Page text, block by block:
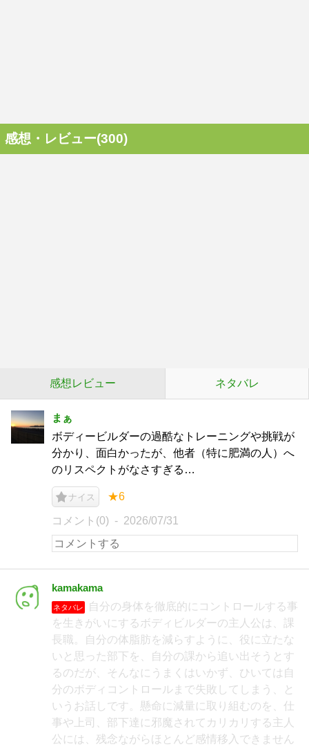
感想・レビュー(300)
感想レビュー ネタバレ
まぁ
ボディービルダーの過酷なトレーニングや挑戦が
分かり、面白かったが、他者（特に肥満の人）へ
のリスペクトがなさすぎる…
ナイス ★6
コメント(0) 2026/07/31
kamakama
ネタバレ
自分の身体を徹底的にコントロールする事
を生きがいにするボディビルダーの主人公は、課
長職。自分の体脂肪を減らすように、役に立たな
いと思った部下を、自分の課から追い出そうとす
るのだが、そんなにうまくはいかず、ひいては自
分のボディコントロールまで失敗してしまう、と
いうお話しです。懸命に減量に取り組むのを、仕
事や上司、部下達に邪魔されてカリカリする主人
公には、残念ながらほとんど感情移入できません